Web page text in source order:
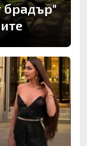
брадър"